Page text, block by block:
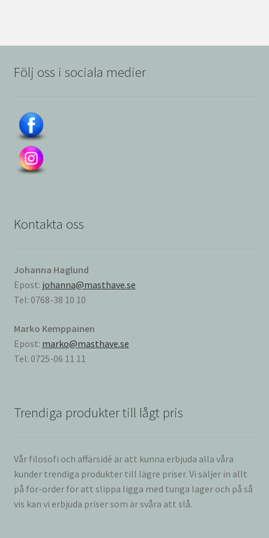
Följ oss i sociala medier
Kontakta oss
Johanna Haglund
Epost: johanna@masthave.se
Tel: 0768-38 10 10
Marko Kemppainen
Epost: marko@masthave.se
Tel: 0725-06 11 11
Trendiga produkter till lågt pris
Vår filosofi och affärsidé är att kunna erbjuda alla våra
kunder trendiga produkter till lägre priser. Vi säljer in allt
på för-order för att slippa ligga med tunga lager och på så
vis kan vi erbjuda priser som är svåra att slå.